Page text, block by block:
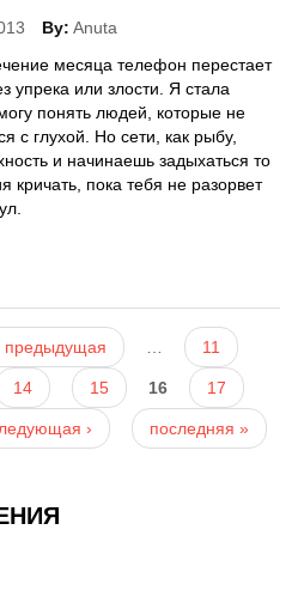
By: Anuta
месяца телефон перестает
упрека или злости. Я стала
понять людей, которые не
с глухой. Но сети, как рыбу,
и начинаешь задыхаться то
кричать, пока тебя не разорвет
предыдущая 11
14 15 16 17
› последняя »